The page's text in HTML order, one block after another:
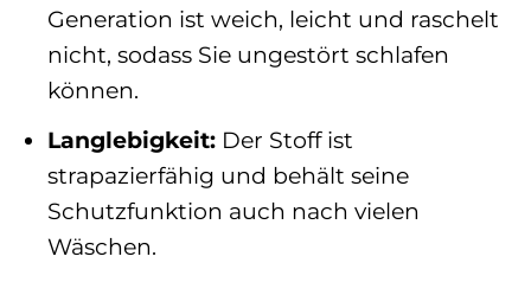
Generation ist weich, leicht und raschelt
nicht, sodass Sie ungestört schlafen
können.
Langlebigkeit: Der Stoff ist
strapazierfähig und behält seine
Schutzfunktion auch nach vielen
Wäschen.